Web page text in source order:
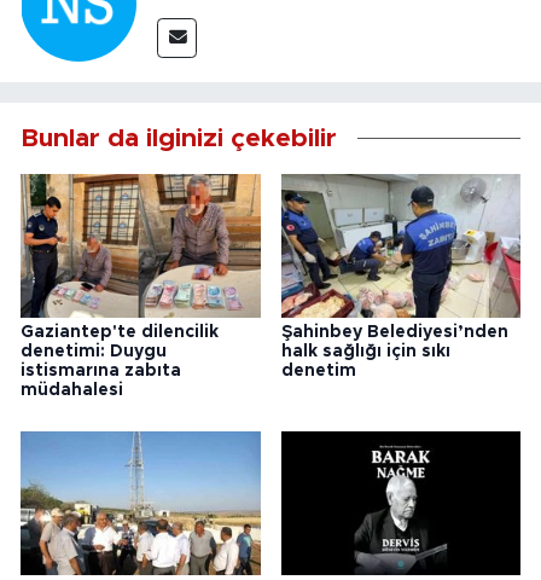
Bunlar da ilginizi çekebilir
Gaziantep'te dilencilik
denetimi: Duygu
istismarına zabıta
müdahalesi
Şahinbey Belediyesi’nden
halk sağlığı için sıkı
denetim